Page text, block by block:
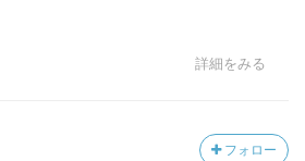
詳細をみる
フォロー